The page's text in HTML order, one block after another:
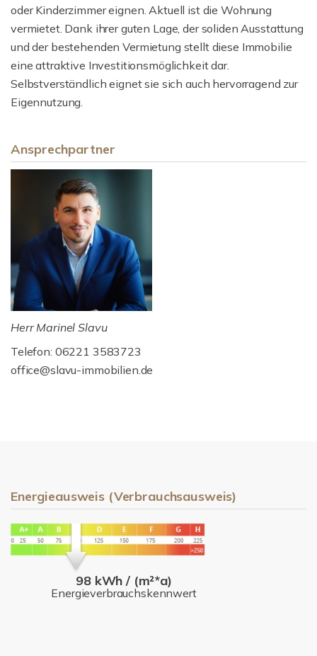
oder Kinderzimmer eignen. Aktuell ist die Wohnung
vermietet. Dank ihrer guten Lage, der soliden Ausstattung
und der bestehenden Vermietung stellt diese Immobilie
eine attraktive Investitionsmöglichkeit dar.
Selbstverständlich eignet sie sich auch hervorragend zur
Eigennutzung.
Ansprechpartner
Herr Marinel Slavu
Telefon: 06221 3583723
office@slavu-immobilien.de
Energieausweis (Verbrauchsausweis)
98 kWh / (m²*a)
Energieverbrauchskennwert